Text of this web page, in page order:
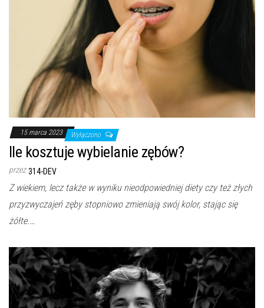
15 marca 2023 Wyłączono
Ile kosztuje wybielanie zębów?
przez 314-DEV
Z wiekiem, lecz także w wyniku nieodpowiedniej diety czy też złych
przyzwyczajeń zęby stopniowo zmieniają swój kolor, stając się
żółte.…